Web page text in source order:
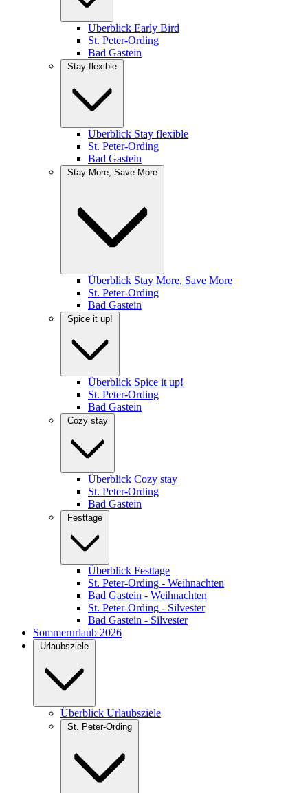
Überblick Early Bird
St. Peter-Ording
Bad Gastein
Stay flexible
Überblick Stay flexible
St. Peter-Ording
Bad Gastein
Stay More, Save More
Überblick Stay More, Save More
St. Peter-Ording
Bad Gastein
Spice it up!
Überblick Spice it up!
St. Peter-Ording
Bad Gastein
Cozy stay
Überblick Cozy stay
St. Peter-Ording
Bad Gastein
Festtage
Überblick Festtage
St. Peter-Ording - Weihnachten
Bad Gastein - Weihnachten
St. Peter-Ording - Silvester
Bad Gastein - Silvester
Sommerurlaub 2026
Urlaubsziele
Überblick Urlaubsziele
St. Peter-Ording